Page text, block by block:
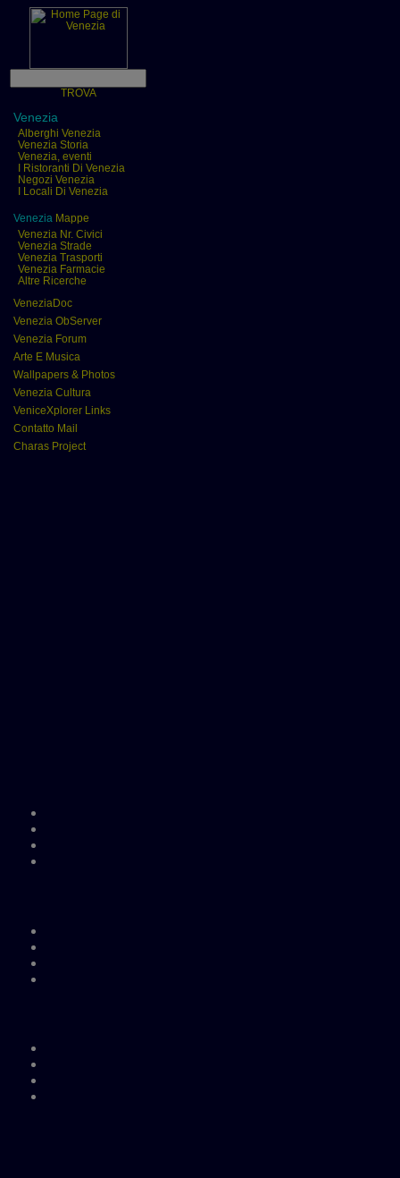
TROVA
Venezia
Alberghi Venezia
Venezia Storia
Venezia, eventi
I Ristoranti Di Venezia
Negozi Venezia
I Locali Di Venezia
Venezia Mappe
Venezia Nr. Civici
Venezia Strade
Venezia Trasporti
Venezia Farmacie
Altre Ricerche
VeneziaDoc
Venezia ObServer
Venezia Forum
Arte E Musica
Wallpapers & Photos
Venezia Cultura
VeniceXplorer Links
Contatto Mail
Charas Project